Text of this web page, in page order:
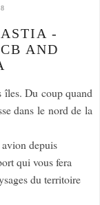
-
AND
îles. Du coup quand
dans le nord de la
depuis
qui vous fera
du territoire